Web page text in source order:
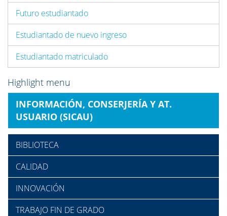
Futuro estudiantado
Estudiantado de nuevo ingreso
Estudiantado matriculado
Highlight menu
INFORMACIÓN, CONSERJERÍA Y AT.
USUARIO (SICAU)
BIBLIOTECA
CALIDAD
INNOVACIÓN
TRABAJO FIN DE GRADO